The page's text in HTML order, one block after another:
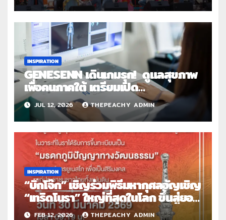
INSPIRATION
GENESENN เดินเกมรุก! ดูแลสุขภาพ
เพื่อคนภาคใต้ เตรียมเปิด
ตัว “GENESENN at CHIWI
DETOX” ภูเก็ต อย่างเป็น
ทางการ 28 กรกฎาคมนี้
JUL 12, 2026 THEPEACHY ADMIN
INSPIRATION
“บิ๊กโจ๊ก” เชิญร่วมพิธีมหากุศลอัญเชิญ
“เทริดโนรา” ใหญ่ที่สุดในโลก ขึ้นสู่ยอด
อาคารสมาคมชาวปักษ์ใต้ฯ 30 มี.ค. 69
FEB 12, 2026 THEPEACHY ADMIN